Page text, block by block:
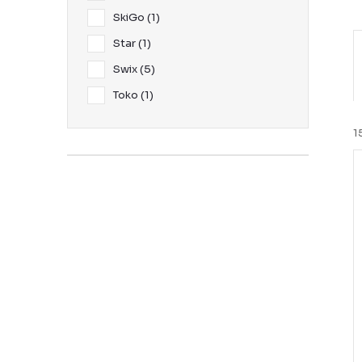
SkiGo 1
Star 1
Swix 5
Toko 1
r
t